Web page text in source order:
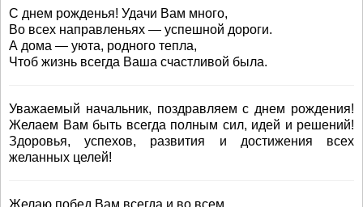
С днем рожденья! Удачи Вам много,
Во всех направленьях — успешной дороги.
А дома — уюта, родного тепла,
Чтоб жизнь всегда Ваша счастливой была.
Уважаемый начальник, поздравляем с днем рождения!
Желаем Вам быть всегда полным сил, идей и решений!
Здоровья, успехов, развития и достижения всех
желанных целей!
Желаю побед Вам всегда и во всем,